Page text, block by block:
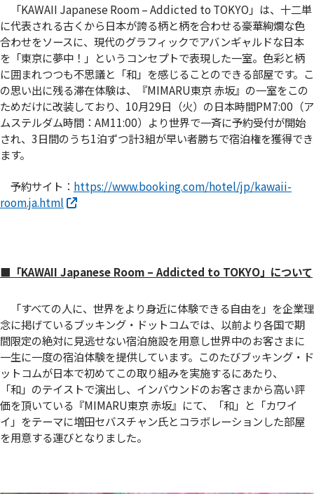
「KAWAII Japanese Room – Addicted to TOKYO」は、十二単
に代表される古くから日本が誇る柄と柄を合わせる豪華絢爛な色
合わせをソースに、現代のグラフィックでアバンギャルドな日本
を「東京に夢中！」というコンセプトで表現した一室。色彩と柄
に囲まれつつも不思議と「和」を感じることのできる部屋です。こ
の思い出に残る滞在体験は、『MIMARU東京 赤坂』の一室をこの
ためだけに改装しており、10月29日（火）の日本時間PM7:00（ア
ムステルダム時間：AM11:00）より世界で一斉に予約受付が開始
され、3日間のうち1泊ずつ計3組が早い者勝ちで宿泊権を獲得でき
ます。
予約サイト： https://www.booking.com/hotel/jp/kawaii-
room.ja.html
■「KAWAII Japanese Room – Addicted to TOKYO」について
「すべての人に、世界をより身近に体験できる自由を」を企業理
念に掲げているブッキング・ドットコムでは、以前より各国で期
間限定の絶対に見逃せない宿泊施設を用意し世界中のお客さまに
一生に一度の宿泊体験を提供しています。このたびブッキング・ド
ットコムが日本で初めてこの取り組みを実施するにあたり、
「和」のテイストで演出し、インバウンドのお客さまから高い評
価を頂いている『MIMARU東京 赤坂』にて、「和」と「カワイ
イ」をテーマに増田セバスチャン氏とコラボレーションした部屋
を用意する運びとなりました。